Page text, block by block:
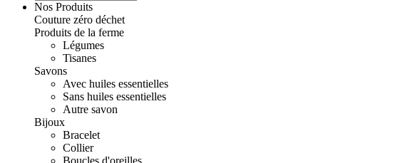
Nos Produits
Couture zéro déchet
Produits de la ferme
Légumes
Tisanes
Savons
Avec huiles essentielles
Sans huiles essentielles
Autre savon
Bijoux
Bracelet
Collier
Boucles d'oreilles